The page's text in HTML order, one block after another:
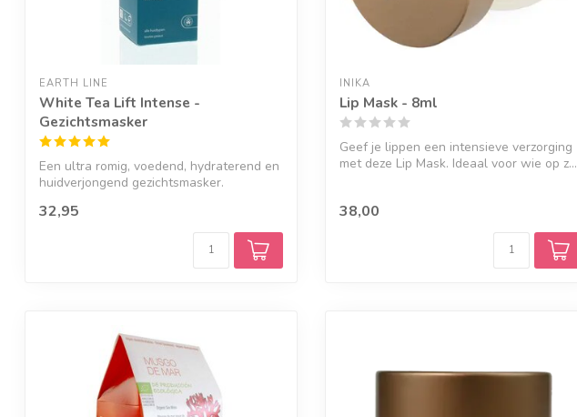
EARTH LINE
White Tea Lift Intense -
Gezichtsmasker
Een ultra romig, voedend, hydraterend en
huidverjongend gezichtsmasker.
32,95
INIKA
Lip Mask - 8ml
Geef je lippen een intensieve verzorging
met deze Lip Mask. Ideaal voor wie op z...
38,00